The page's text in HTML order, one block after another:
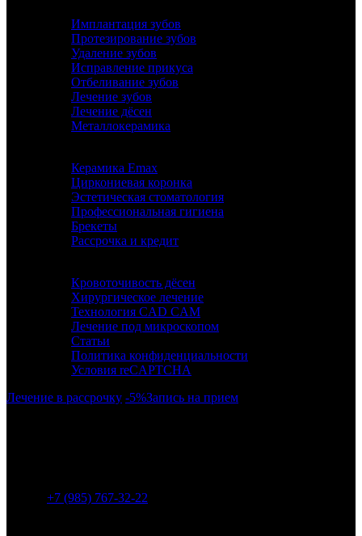
Имплантация зубов
Протезирование зубов
Удаление зубов
Исправление прикуса
Отбеливание зубов
Лечение зубов
Лечение дёсен
Металлокерамика
Керамика Emax
Циркониевая коронка
Эстетическая стоматология
Профессиональная гигиена
Брекеты
Рассрочка и кредит
Кровоточивость дёсен
Хирургическое лечение
Технология CAD CAM
Лечение под микроскопом
Статьи
Политика конфиденциальности
Условия reCAPTCHA
Лечение в рассрочку -5%Запись на прием
+7 (985) 767-32-22